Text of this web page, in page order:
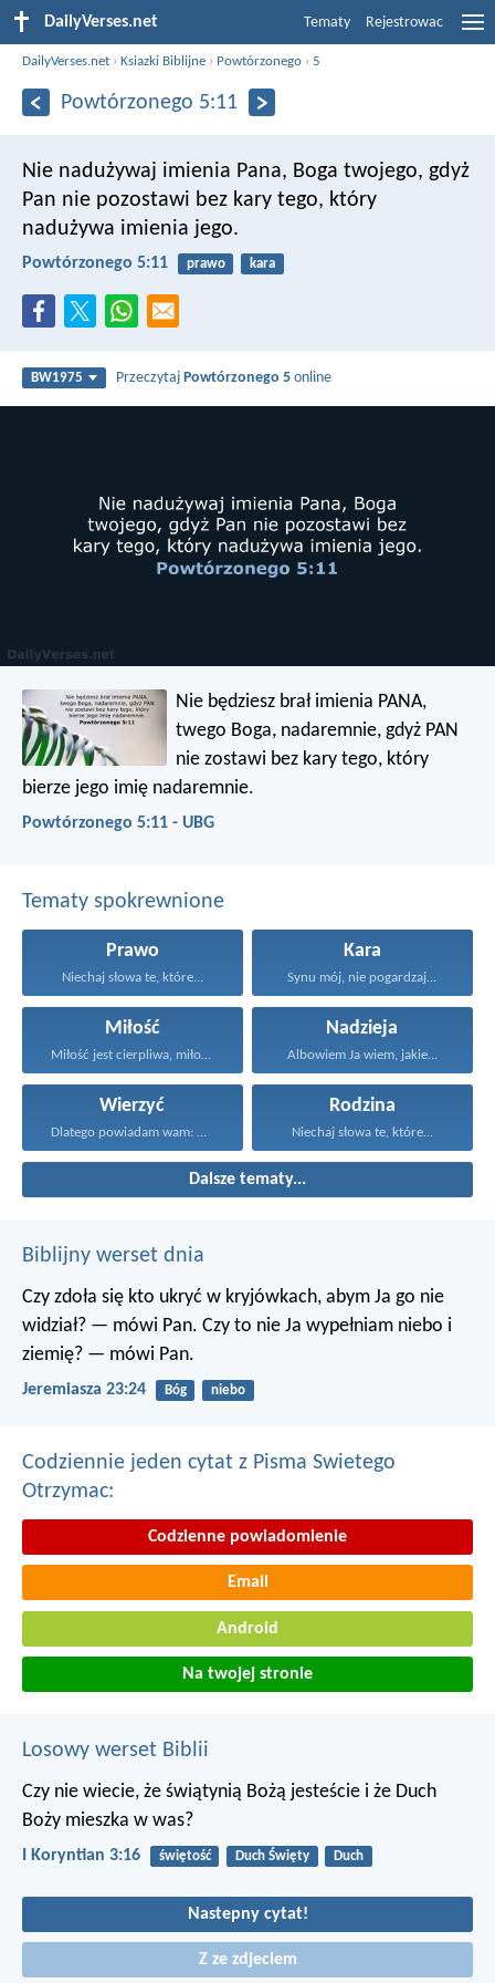
DailyVerses.net Tematy Rejestrowac
DailyVerses.net ›Ksiazki Biblijne › Powtórzonego ›5
Powtórzonego 5:11
Nie nadużywaj imienia Pana, Boga twojego, gdyż
Pan nie pozostawi bez kary tego, który
nadużywa imienia jego.
Powtórzonego 5:11 prawo kara
BW1975 PrzeczytajPowtórzonego 5 online
Nie będziesz brał imienia PANA,
twego Boga, nadaremnie, gdyż PAN
nie zostawi bez kary tego, który
bierze jego imię nadaremnie.
Powtórzonego 5:11 - UBG
Tematy spokrewnione
Prawo
Niechaj słowa te, które...
Kara
Synu mój, nie pogardzaj...
Miłość
Miłość jest cierpliwa, miłość...
Nadzieja
Albowiem Ja wiem, jakie...
Wierzyć
Dlatego powiadam wam: Wszystko...
Rodzina
Niechaj słowa te, które...
Dalsze tematy...
Biblijny werset dnia
Czy zdoła się kto ukryć w kryjówkach, abym Ja go nie
widział? — mówi Pan. Czy to nie Ja wypełniam niebo i
ziemię? — mówi Pan.
Jeremiasza 23:24 Bóg niebo
Codziennie jeden cytat z Pisma Swietego
Otrzymac:
Codzienne powiadomienie
Email
Android
Na twojej stronie
Losowy werset Biblii
Czy nie wiecie, że świątynią Bożą jesteście i że Duch
Boży mieszka w was?
I Koryntian 3:16 świętość Duch Święty Duch
Nastepny cytat!
Z ze zdjeciem